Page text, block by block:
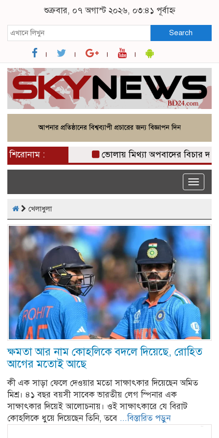
শুক্রবার, ০৭ অগাস্ট ২০২৬, ০৩:৪১ পূর্বাহ্ন
Search
শিরোনাম : ভোলায় মিথ্যা অপবাদের বিচার
Toggle
খেলাধুলা
ক্ষমতা আর নাম কোহলিকে বদলে দিয়েছে, রোহিত
আগের মতোই আছে
কী এক সাড়া ফেলে দেওয়ার মতো সাক্ষাৎকার দিয়েছেন অমিত
মিশ্র। ৪১ বছর বয়সী সাবেক ভারতীয় লেগ স্পিনার এক
সাক্ষাৎকার দিয়েই আলোচনায়। ওই সাক্ষাৎকারে যে বিরাট
কোহলিকে ধুয়ে দিয়েছেন তিনি, তবে ...বিস্তারিত পড়ুন